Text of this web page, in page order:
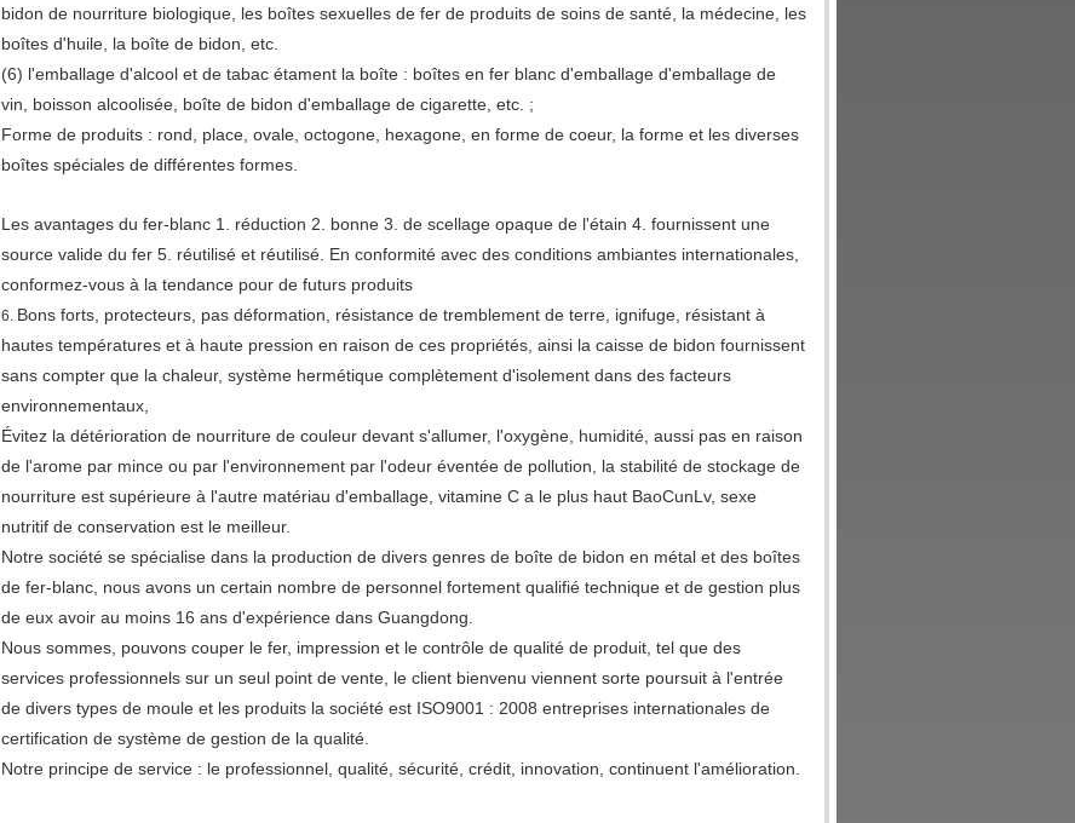
bidon de nourriture biologique, les boîtes sexuelles de fer de produits de soins de santé, la médecine, les
boîtes d'huile, la boîte de bidon, etc.
(6) l'emballage d'alcool et de tabac étament la boîte : boîtes en fer blanc d'emballage d'emballage de
vin, boisson alcoolisée, boîte de bidon d'emballage de cigarette, etc. ;
Forme de produits : rond, place, ovale, octogone, hexagone, en forme de coeur, la forme et les diverses
boîtes spéciales de différentes formes.
Les avantages du fer-blanc 1. réduction 2. bonne 3. de scellage opaque de l'étain 4. fournissent une
source valide du fer 5. réutilisé et réutilisé. En conformité avec des conditions ambiantes internationales,
conformez-vous à la tendance pour de futurs produits
6. Bons forts, protecteurs, pas déformation, résistance de tremblement de terre, ignifuge, résistant à
hautes températures et à haute pression en raison de ces propriétés, ainsi la caisse de bidon fournissent
sans compter que la chaleur, système hermétique complètement d'isolement dans des facteurs
environnementaux,
Évitez la détérioration de nourriture de couleur devant s'allumer, l'oxygène, humidité, aussi pas en raison
de l'arome par mince ou par l'environnement par l'odeur éventée de pollution, la stabilité de stockage de
nourriture est supérieure à l'autre matériau d'emballage, vitamine C a le plus haut BaoCunLv, sexe
nutritif de conservation est le meilleur.
Notre société se spécialise dans la production de divers genres de boîte de bidon en métal et des boîtes
de fer-blanc, nous avons un certain nombre de personnel fortement qualifié technique et de gestion plus
de eux avoir au moins 16 ans d'expérience dans Guangdong.
Nous sommes, pouvons couper le fer, impression et le contrôle de qualité de produit, tel que des
services professionnels sur un seul point de vente, le client bienvenu viennent sorte poursuit à l'entrée
de divers types de moule et les produits la société est ISO9001 : 2008 entreprises internationales de
certification de système de gestion de la qualité.
Notre principe de service : le professionnel, qualité, sécurité, crédit, innovation, continuent l'amélioration.